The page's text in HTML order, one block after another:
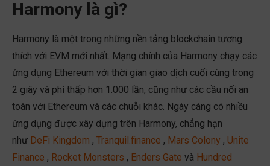
Harmony là gì?
Harmony là một trong những nền tảng blockchain tương
thích với EVM mới nhất. Mạng chính của Harmony chạy các
ứng dụng Ethereum với thời gian giao dịch cuối cùng trong
2 giây và phí thấp hơn 1.000 lần, cũng như các cầu nối an
toàn với Ethereum và các chuỗi khác. Ngày càng có nhiều
ứng dụng được xây dựng trên Harmony, chẳng hạn
như DeFi Kingdom , Tranquil.finance , Mars Colony , Unite
Finance , Rocket Monsters , Enders Gate và Hundred